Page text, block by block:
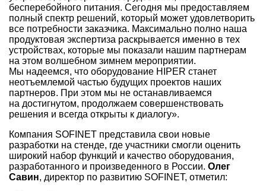
бесперебойного питания. Сегодня мы предоставляем
полный спектр решений, который может удовлетворить
все потребности заказчика. Максимально полно наша
продуктовая экспертиза раскрывается именно в тех
устройствах, которые мы показали нашим партнерам
на этом волшебном зимнем мероприятии.
Мы надеемся, что оборудование HIPER станет
неотъемлемой частью будущих проектов наших
партнеров. При этом мы не останавливаемся
на достигнутом, продолжаем совершенствовать
решения и всегда открыты к диалогу».
Компания SOFINET представила свои новые
разработки на стенде, где участники смогли оценить
широкий набор функций и качество оборудования,
разработанного и произведенного в России. Олег
Савин, директор по развитию SOFINET, отметил: